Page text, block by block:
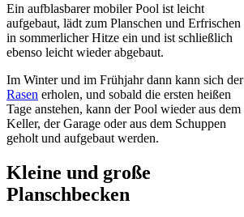
Ein aufblasbarer mobiler Pool ist leicht
aufgebaut, lädt zum Planschen und Erfrischen
in sommerlicher Hitze ein und ist schließlich
ebenso leicht wieder abgebaut.
Im Winter und im Frühjahr dann kann sich der
Rasen erholen, und sobald die ersten heißen
Tage anstehen, kann der Pool wieder aus dem
Keller, der Garage oder aus dem Schuppen
geholt und aufgebaut werden.
Kleine und große
Planschbecken